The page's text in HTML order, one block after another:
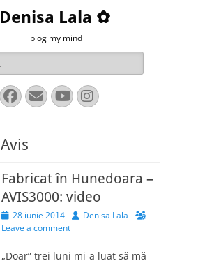
Denisa Lala ✿
blog my mind
Facebook
EmailYouTube
Instagram
Avis
Fabricat în Hunedoara –
AVIS3000: video
Posted
on
28 iunie 2014 AuthorDenisa Lala
Leave a comment
„Doar” trei luni mi-a luat să mă